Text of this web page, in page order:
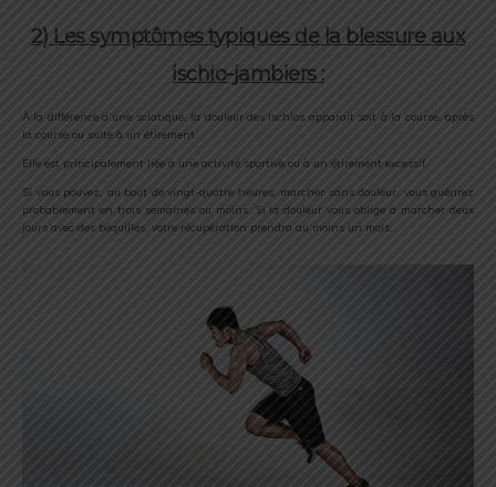
2) Les symptômes typiques de la blessure aux
ischio-jambiers :
À la différence d’une sciatique, la douleur des ischios apparait soit à la course, après
la course ou suite à un étirement.
Elle est principalement liée à une activité sportive ou à un étirement excessif.
Si vous pouvez, au bout de vingt-quatre heures, marcher sans douleur, vous guérirez
probablement en trois semaines ou moins. Si la douleur vous oblige à marcher deux
jours avec des béquilles, votre récupération prendra au moins un mois.